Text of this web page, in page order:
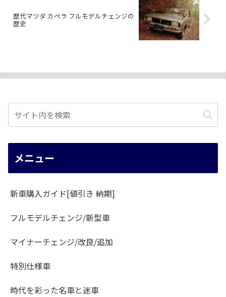
歴代マツダ カペラ フルモデルチェンジの
歴史
メニュー
新車購入ガイド[値引き 納期]
フルモデルチェンジ/新型車
マイナーチェンジ/改良/追加
特別仕様車
時代を彩った名車と迷車